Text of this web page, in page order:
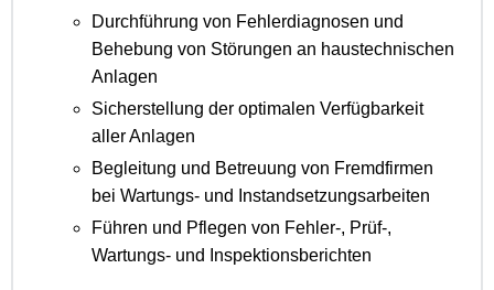
Durchführung von Fehlerdiagnosen und
Behebung von Störungen an haustechnischen
Anlagen
Sicherstellung der optimalen Verfügbarkeit
aller Anlagen
Begleitung und Betreuung von Fremdfirmen
bei Wartungs- und Instandsetzungsarbeiten
Führen und Pflegen von Fehler-, Prüf-,
Wartungs- und Inspektionsberichten